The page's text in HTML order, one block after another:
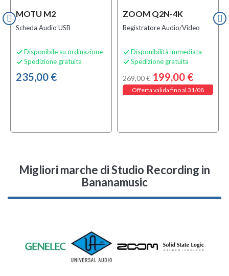
MOTU M2
Scheda Audio USB
 Disponibile su ordinazione
 Spedizione gratuita
235,00 €
ZOOM Q2N-4K
Registratore Audio/Video
 Disponibilità immediata
 Spedizione gratuita
269,00 € 199,00 €
Offerta valida fino al 31/08
Migliori marche di Studio Recording in
Bananamusic